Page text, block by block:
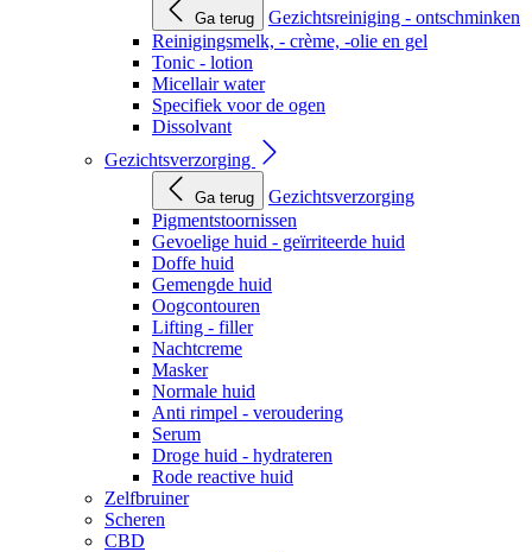
Ga terug
Gezichtsreiniging - ontschminken
Reinigingsmelk, - crème, -olie en gel
Tonic - lotion
Micellair water
Specifiek voor de ogen
Dissolvant
Gezichtsverzorging
Ga terug
Gezichtsverzorging
Pigmentstoornissen
Gevoelige huid - geïrriteerde huid
Doffe huid
Gemengde huid
Oogcontouren
Lifting - filler
Nachtcreme
Masker
Normale huid
Anti rimpel - veroudering
Serum
Droge huid - hydrateren
Rode reactive huid
Zelfbruiner
Scheren
CBD